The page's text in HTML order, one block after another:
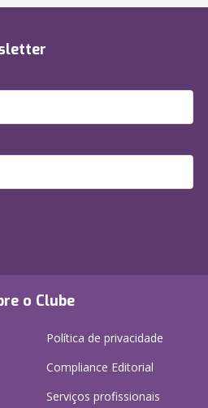
o Clube
Política de privacidade
Compliance Editorial
Serviços profissionais